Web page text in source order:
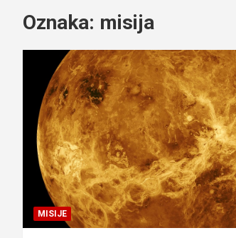
Oznaka: misija
MISIJE